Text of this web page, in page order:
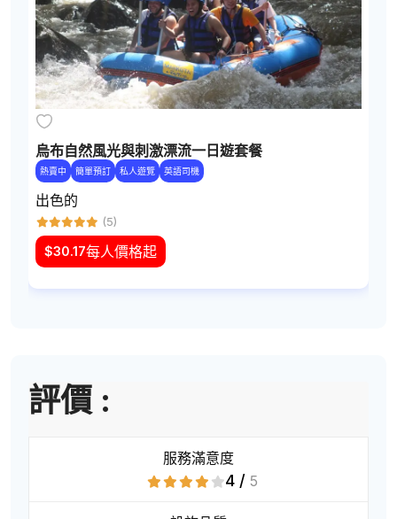
烏布自然風光與刺激漂流一日遊套餐
熱賣中 簡單預訂 私人遊覽 英語司機
出色的
(5)
$30.17每人價格起
評價 :
服務滿意度
4 / 5